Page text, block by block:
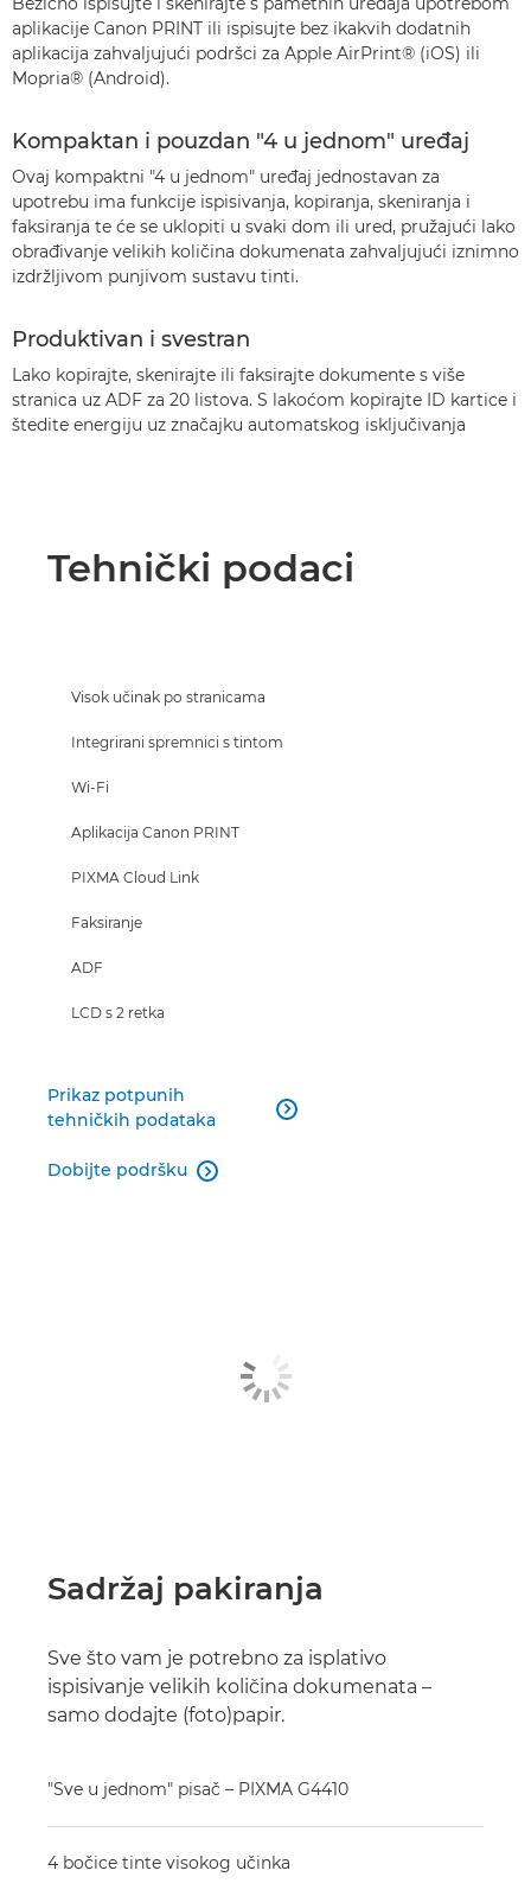
aplikacije Canon PRINT ili ispisujte bez ikakvih dodatnih
aplikacija zahvaljujući podršci za Apple AirPrint® (iOS) ili
Mopria® (Android).
Kompaktan i pouzdan "4 u jednom" uređaj
Ovaj kompaktni "4 u jednom" uređaj jednostavan za
upotrebu ima funkcije ispisivanja, kopiranja, skeniranja i
faksiranja te će se uklopiti u svaki dom ili ured, pružajući lako
obrađivanje velikih količina dokumenata zahvaljujući iznimno
izdržljivom punjivom sustavu tinti.
Produktivan i svestran
Lako kopirajte, skenirajte ili faksirajte dokumente s više
stranica uz ADF za 20 listova. S lakoćom kopirajte ID kartice i
štedite energiju uz značajku automatskog isključivanja
Tehnički podaci
Visok učinak po stranicama
Integrirani spremnici s tintom
Wi-Fi
Aplikacija Canon PRINT
PIXMA Cloud Link
Faksiranje
ADF
LCD s 2 retka
Prikaz potpunih
tehničkih podataka

Dobijte podršku 
Sadržaj pakiranja
Sve što vam je potrebno za isplativo
ispisivanje velikih količina dokumenata –
samo dodajte (foto)papir.
"Sve u jednom" pisač – PIXMA G4410
4 bočice tinte visokog učinka